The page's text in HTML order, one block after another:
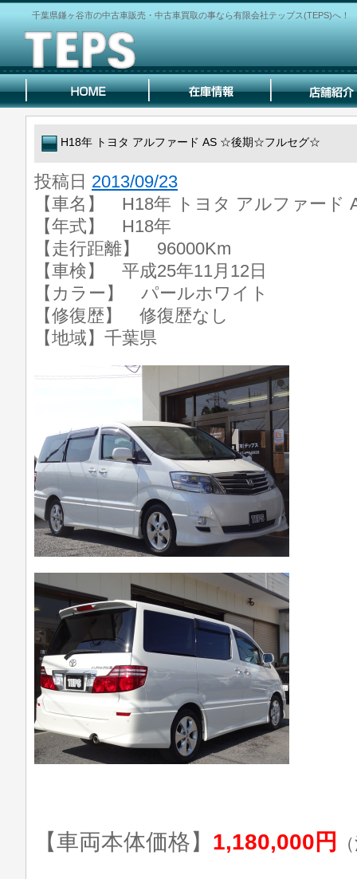
千葉県鎌ヶ谷市の中古車販売・中古車買取の事なら有限会社テップス(TEPS)へ！
H18年 トヨタ アルファード AS ☆後期☆フルセグ☆
投稿日 2013/09/23
【車名】 H18年 トヨタ アルファー
【年式】 H18年
【走行距離】 96000Km
【車検】 平成25年11月12日
【カラー】 パールホワイト
【修復歴】 修復歴なし
【地域】千葉県
【車両本体価格】 1,180,000円